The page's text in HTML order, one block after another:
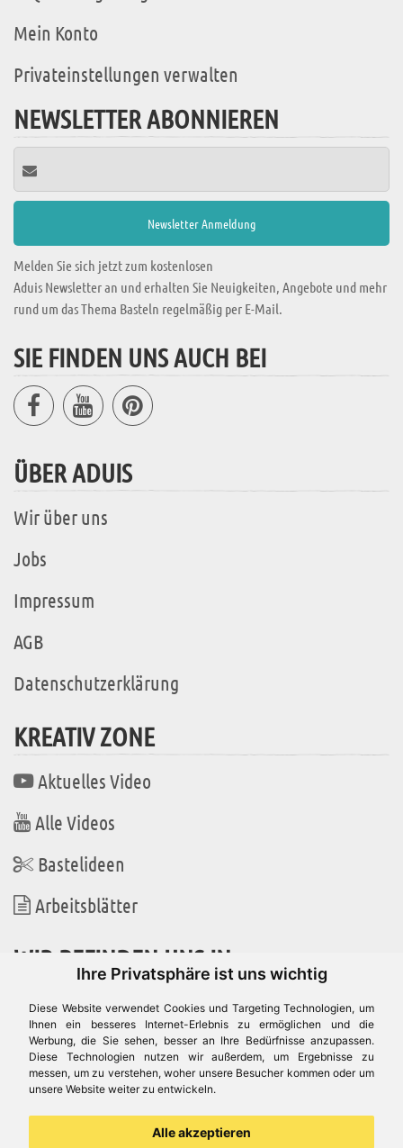
Ihre Privatsphäre ist uns wichtig
Diese Website verwendet Cookies und Targeting Technologien, um
Ihnen ein besseres Internet-Erlebnis zu ermöglichen und die
Werbung, die Sie sehen, besser an Ihre Bedürfnisse anzupassen.
Diese Technologien nutzen wir außerdem, um Ergebnisse zu
messen, um zu verstehen, woher unsere Besucher kommen oder um
unsere Website weiter zu entwickeln.
Alle akzeptieren
Mein Konto
Privateinstellungen verwalten
NEWSLETTER ABONNIEREN
Melden Sie sich jetzt zum kostenlosen
Aduis Newsletter an und erhalten Sie Neuigkeiten, Angebote und mehr
rund um das Thema Basteln regelmäßig per E-Mail.
SIE FINDEN UNS AUCH BEI
ÜBER ADUIS
Wir über uns
Jobs
Impressum
AGB
Datenschutzerklärung
KREATIV ZONE
Aktuelles Video
Alle Videos
Bastelideen
Arbeitsblätter
WIR BEFINDEN UNS IN
Es gibt uns auch in